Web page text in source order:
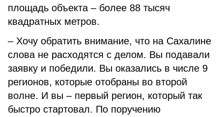
площадь объекта – более 88 тысяч
квадратных метров.
– Хочу обратить внимание, что на Сахалине
слова не расходятся с делом. Вы подавали
заявку и победили. Вы оказались в числе 9
регионов, которые отобраны во второй
волне. И вы – первый регион, который так
быстро стартовал. По поручению